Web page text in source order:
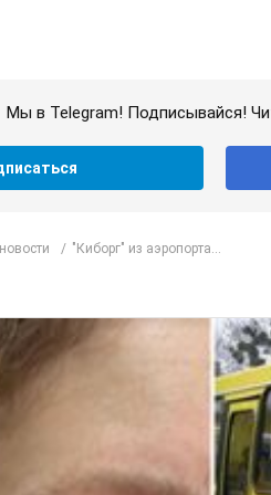
Мы в Telegram! Подписывайся!
"Киборг" из аэропорта...